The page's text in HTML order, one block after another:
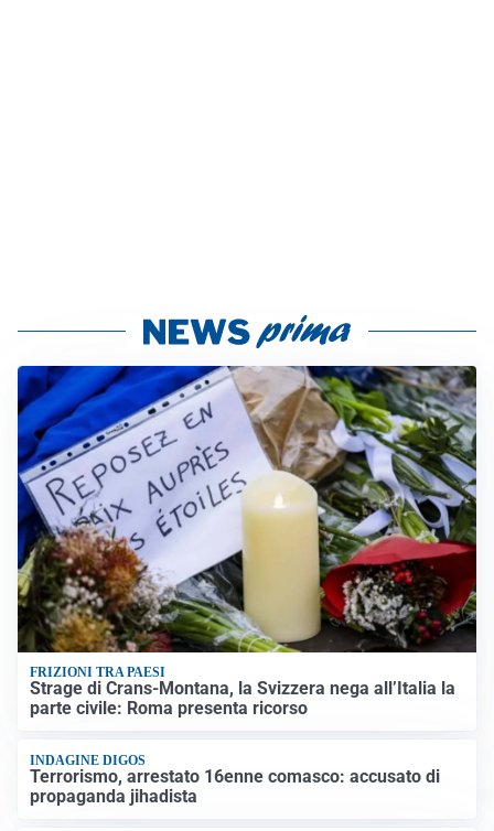
FRIZIONI TRA PAESI
Strage di Crans-Montana, la Svizzera nega all’Italia la
parte civile: Roma presenta ricorso
INDAGINE DIGOS
Terrorismo, arrestato 16enne comasco: accusato di
propaganda jihadista